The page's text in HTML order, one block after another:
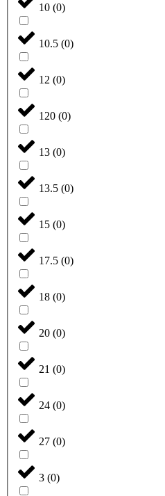
10 (0)
10.5 (0)
12 (0)
120 (0)
13 (0)
13.5 (0)
15 (0)
17.5 (0)
18 (0)
20 (0)
21 (0)
24 (0)
27 (0)
3 (0)